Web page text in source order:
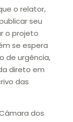
o relator,
seu
o projeto
se espera
de urgência,
direto em
das
dos